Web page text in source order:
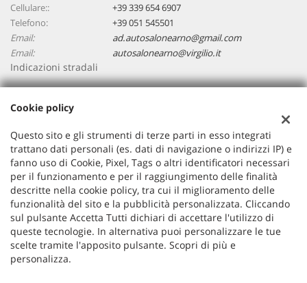
Cellulare::
+39 339 654 6907
Telefono:
+39 051 545501
Email:
ad.autosalonearno@gmail.com
Email:
autosalonearno@virgilio.it
Indicazioni stradali
Dati fiscali:
Autosalone ARNO
Via Giacomo Matteotti, 2, 40055, Villanova di Castenaso (BO)
C.F/P.IVA:03748561200
Registro delle imprese:BO
Cookie policy
Questo sito e gli strumenti di terze parti in esso integrati
trattano dati personali (es. dati di navigazione o indirizzi IP) e
fanno uso di Cookie, Pixel, Tags o altri identificatori necessari
per il funzionamento e per il raggiungimento delle finalità
descritte nella cookie policy, tra cui il miglioramento delle
funzionalità del sito e la pubblicità personalizzata. Cliccando
sul pulsante Accetta Tutti dichiari di accettare l'utilizzo di
queste tecnologie. In alternativa puoi personalizzare le tue
scelte tramite l'apposito pulsante. Scopri di più e
personalizza.